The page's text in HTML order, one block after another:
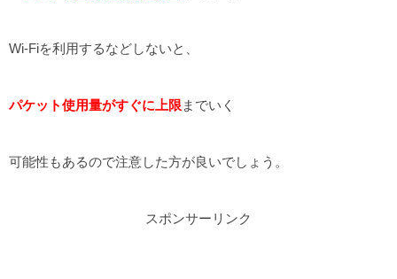
Wi-Fiを利用するなどしないと、
パケット使用量がすぐに上限 までいく
可能性もあるので注意した方が良いでしょう。
スポンサーリンク